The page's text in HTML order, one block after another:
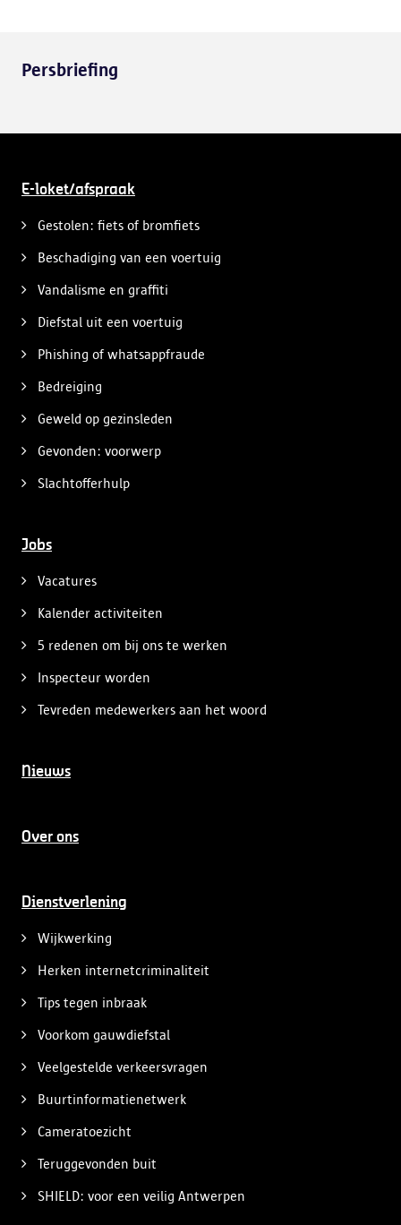
Persbriefing
E-loket/afspraak
Gestolen: fiets of bromfiets
Beschadiging van een voertuig
Vandalisme en graffiti
Diefstal uit een voertuig
Phishing of whatsappfraude
Bedreiging
Geweld op gezinsleden
Gevonden: voorwerp
Slachtofferhulp
Jobs
Vacatures
Kalender activiteiten
5 redenen om bij ons te werken
Inspecteur worden
Tevreden medewerkers aan het woord
Nieuws
Over ons
Dienstverlening
Wijkwerking
Herken internetcriminaliteit
Tips tegen inbraak
Voorkom gauwdiefstal
Veelgestelde verkeersvragen
Buurtinformatienetwerk
Cameratoezicht
Teruggevonden buit
SHIELD: voor een veilig Antwerpen